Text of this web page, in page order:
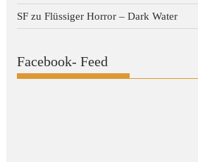
SF zuFlüssiger Horror – Dark Water
Facebook- Feed